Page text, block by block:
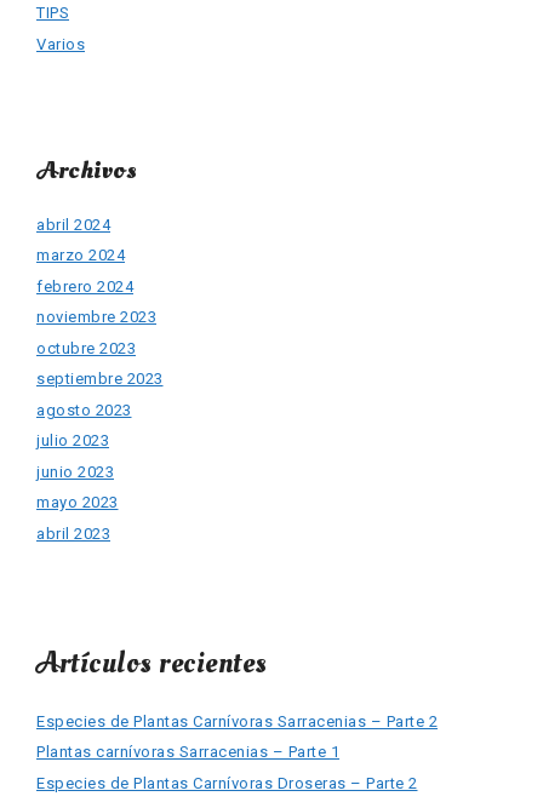
TIPS
Varios
Archivos
abril 2024
marzo 2024
febrero 2024
noviembre 2023
octubre 2023
septiembre 2023
agosto 2023
julio 2023
junio 2023
mayo 2023
abril 2023
Artículos recientes
Especies de Plantas Carnívoras Sarracenias – Parte 2
Plantas carnívoras Sarracenias – Parte 1
Especies de Plantas Carnívoras Droseras – Parte 2